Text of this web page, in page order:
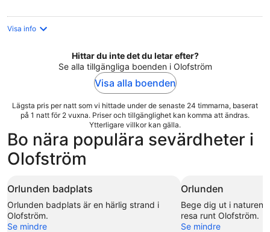
Visa info
Hittar du inte det du letar efter?
Se alla tillgängliga boenden i Olofström
Visa alla boenden
Lägsta pris per natt som vi hittade under de senaste 24 timmarna, baserat
på 1 natt för 2 vuxna. Priser och tillgänglighet kan komma att ändras.
Ytterligare villkor kan gälla.
Bo nära populära sevärdheter i
Olofström
Orlunden badplats
Orlunden badplats är en härlig strand i
Olofström.
Se mindre
Orlunden
Bege dig ut i naturen
resa runt Olofström.
Se mindre